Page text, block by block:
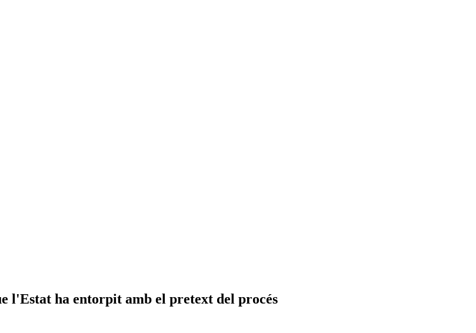
l'Estat ha entorpit amb el pretext del procés